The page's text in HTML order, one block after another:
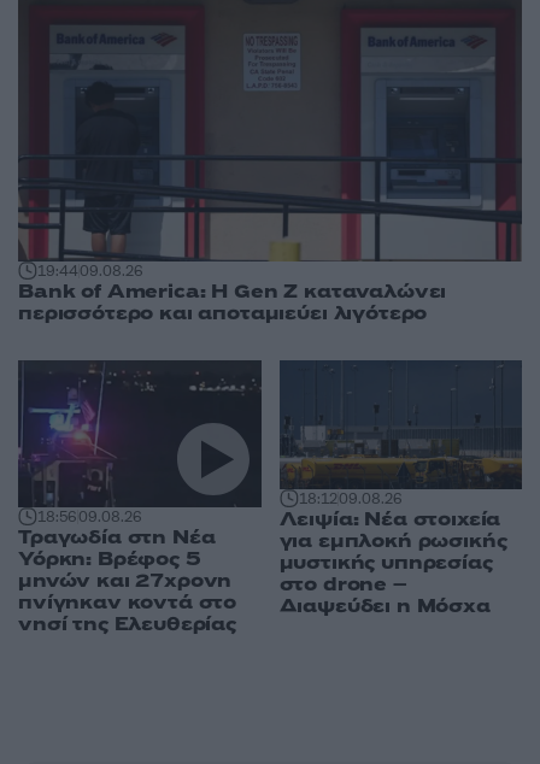
19:4409.08.26
Bank of America: Η Gen Z καταναλώνει
περισσότερο και αποταμιεύει λιγότερο
18:5609.08.26
Τραγωδία στη Νέα
Υόρκη: Βρέφος 5
μηνών και 27χρονη
πνίγηκαν κοντά στο
νησί της Ελευθερίας
18:1209.08.26
Λειψία: Νέα στοιχεία
για εμπλοκή ρωσικής
μυστικής υπηρεσίας
στο drone –
Διαψεύδει η Μόσχα